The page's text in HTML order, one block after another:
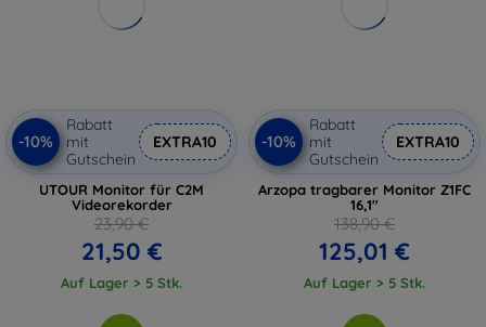
-10%
Rabatt
mit
Gutschein
EXTRA10
UTOUR Monitor für C2M
Videorekorder
23,90 €
21,50 €
Auf Lager > 5 Stk.
-10%
Rabatt
mit
Gutschein
EXTRA10
Arzopa tragbarer Monitor Z1FC
16,1"
138,90 €
125,01 €
Auf Lager > 5 Stk.